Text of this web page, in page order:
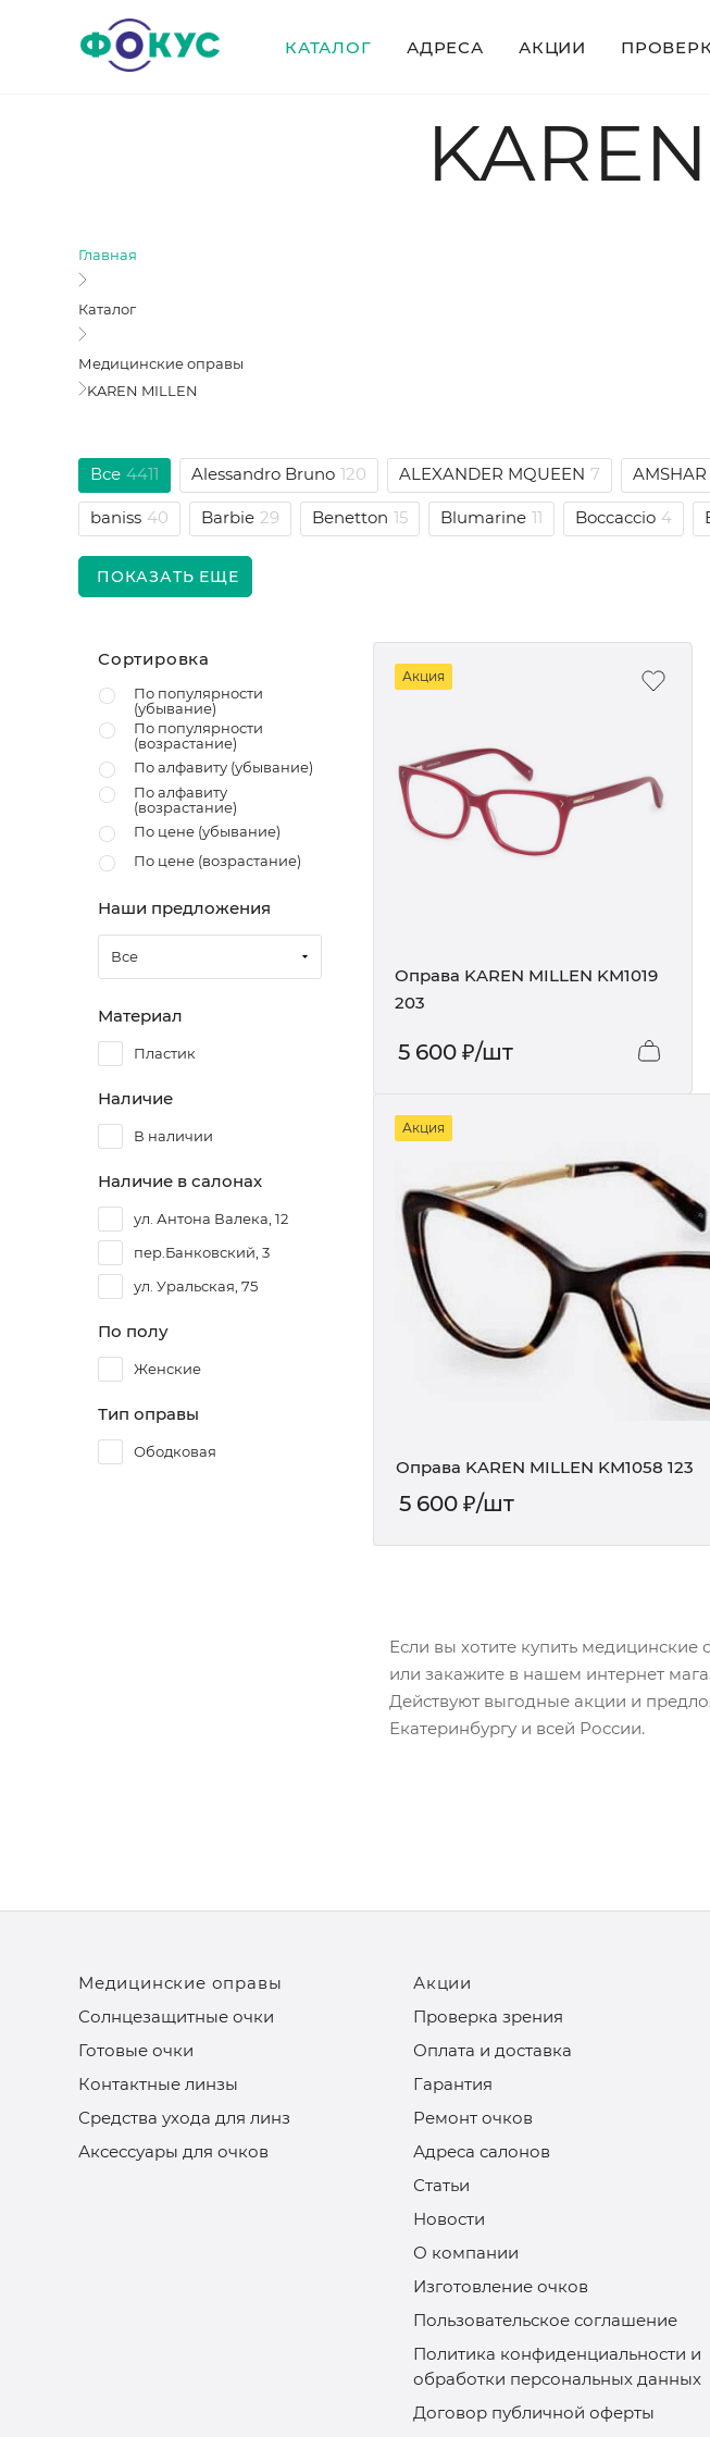
КАТАЛОГ АДРЕСА АКЦИИ
Главная
Каталог
Медицинские оправы
KAREN MILLEN
Все 4411 Alessandro Bruno 120 ALEXANDER MQUEEN 7 AMSHAR
baniss 40 Barbie 29 Benetton 15 Blumarine 11 Boccaccio 4
ПОКАЗАТЬ ЕЩЕ
Акция
Оправа KAREN MILLEN KM1019
203
5 600 ₽/шт
Акция
Оправа KAREN MILLEN KM1058 123
5 600 ₽/шт
Если вы хотите купить
или закажите в нашем интернет
Действуют выгодные акции и
Екатеринбургу и всей России.
Сортировка
По популярности
(убывание)
По популярности
(возрастание)
По алфавиту (убывание)
По алфавиту
(возрастание)
По цене (убывание)
По цене (возрастание)
Наши предложения
Все
Материал
Пластик
Наличие
В наличии
Наличие в салонах
ул. Антона Валека, 12
пер.Банковский, 3
ул. Уральская, 75
По полу
Женские
Тип оправы
Ободковая
Медицинские оправы
Солнцезащитные очки
Готовые очки
Контактные линзы
Средства ухода для линз
Аксессуары для очков
Акции
Проверка зрения
Оплата и доставка
Гарантия
Ремонт очков
Адреса салонов
Статьи
Новости
О компании
Изготовление очков
Пользовательское соглашение
Политика конфиденциальности и
обработки персональных данных
Договор публичной оферты